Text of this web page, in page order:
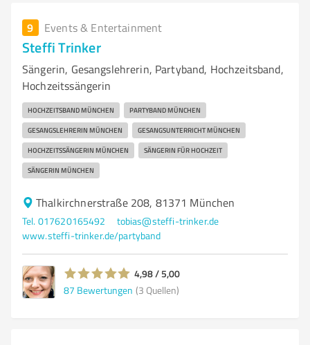
9 Events & Entertainment
Steffi Trinker
Sängerin, Gesangslehrerin, Partyband, Hochzeitsband,
Hochzeitssängerin
HOCHZEITSBAND MÜNCHEN PARTYBAND MÜNCHEN
GESANGSLEHRERIN MÜNCHEN GESANGSUNTERRICHT MÜNCHEN
HOCHZEITSSÄNGERIN MÜNCHEN SÄNGERIN FÜR HOCHZEIT
SÄNGERIN MÜNCHEN
Thalkirchnerstraße 208, 81371 München
Tel. 017620165492
tobias@steffi-trinker.de
www.steffi-trinker.de/partyband
4,98 / 5,00
87 Bewertungen (3 Quellen)